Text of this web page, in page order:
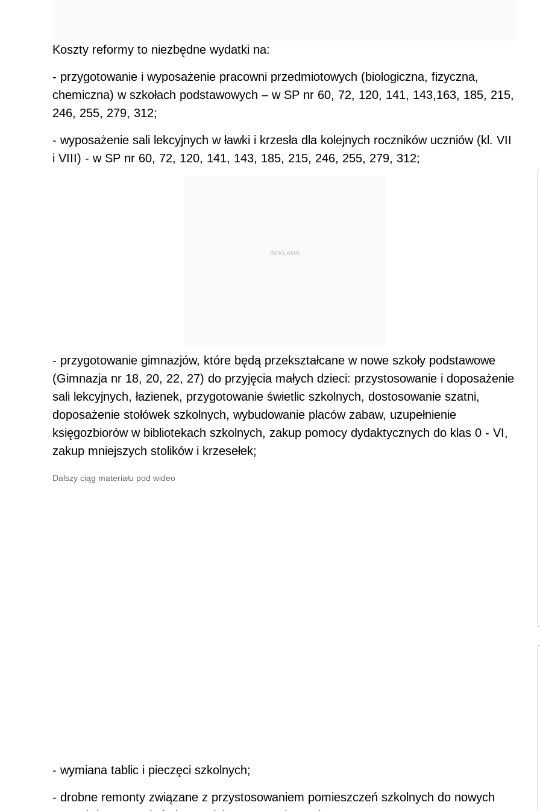
Koszty reformy to niezbędne wydatki na:
- przygotowanie i wyposażenie pracowni przedmiotowych (biologiczna, fizyczna,
chemiczna) w szkołach podstawowych – w SP nr 60, 72, 120, 141, 143,163, 185, 215,
246, 255, 279, 312;
- wyposażenie sali lekcyjnych w ławki i krzesła dla kolejnych roczników uczniów (kl. VII
i VIII) - w SP nr 60, 72, 120, 141, 143, 185, 215, 246, 255, 279, 312;
REKLAMA
- przygotowanie gimnazjów, które będą przekształcane w nowe szkoły podstawowe
(Gimnazja nr 18, 20, 22, 27) do przyjęcia małych dzieci: przystosowanie i doposażenie
sali lekcyjnych, łazienek, przygotowanie świetlic szkolnych, dostosowanie szatni,
doposażenie stołówek szkolnych, wybudowanie placów zabaw, uzupełnienie
księgozbiorów w bibliotekach szkolnych, zakup pomocy dydaktycznych do klas 0 - VI,
zakup mniejszych stolików i krzesełek;
Dalszy ciąg materiału pod wideo
- wymiana tablic i pieczęci szkolnych;
- drobne remonty związane z przystosowaniem pomieszczeń szkolnych do nowych